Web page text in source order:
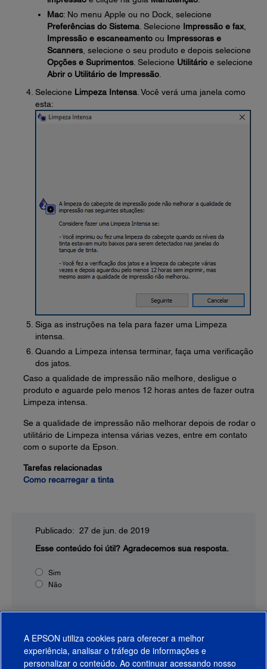
Mac: No menu Apple ou no Dock, selecione
Preferências do Sistema . Selecione Impressão e fax,
Impressão e escaneamento ou Impressoras e
Scanners , selecione o seu produto e depois selecione
Opções e Suprimentos . Selecione Utilitário e selecione
Abrir o Utilitário de Impressão
Selecione Limpeza Intensa . Você verá uma janela como
esta:
Siga as instruções na tela para fazer uma Limpeza
intensa.
Quando a Limpeza intensa terminar, faça uma verificação
dos jatos.
Caso a qualidade de impressão não melhore, desligue o
produto e aguarde pelo menos 12 horas antes de fazer outra
Limpeza intensa.
Se a qualidade de impressão não melhorar depois de rodar o
utilitário de Limpeza intensa várias vezes, entre em contato
com o suporte da Epson.
Tarefas relacionadas
Como recarregar a tinta
Publicado: 27 de jun. de 2019
Esse conteúdo foi útil? Agradecemos sua resposta.
Sim
Não
A EPSON utiliza cookies para oferecer a melhor
experiência, analisar o tráfego de informações e
personalizar o conteúdo. Ao continuar acessando nosso